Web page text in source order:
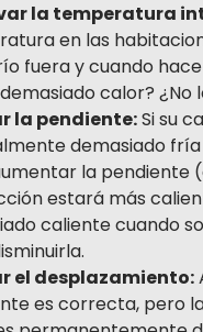
la temperatura
en las
fuera y cuando
calor? ¿No
la pendiente:Si su
demasiado fría
la pendiente
estará más
caliente cuando
el desplazamiento:
es correcta, pero